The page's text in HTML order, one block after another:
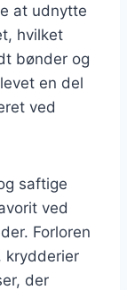
at udnytte
hvilket
bønder og
en del
ved
saftige
ved
Forloren
krydderier
der